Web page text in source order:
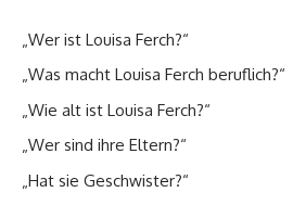
„Wer ist Louisa Ferch?“
„Was macht Louisa Ferch beruflich?“
„Wie alt ist Louisa Ferch?“
„Wer sind ihre Eltern?“
„Hat sie Geschwister?“